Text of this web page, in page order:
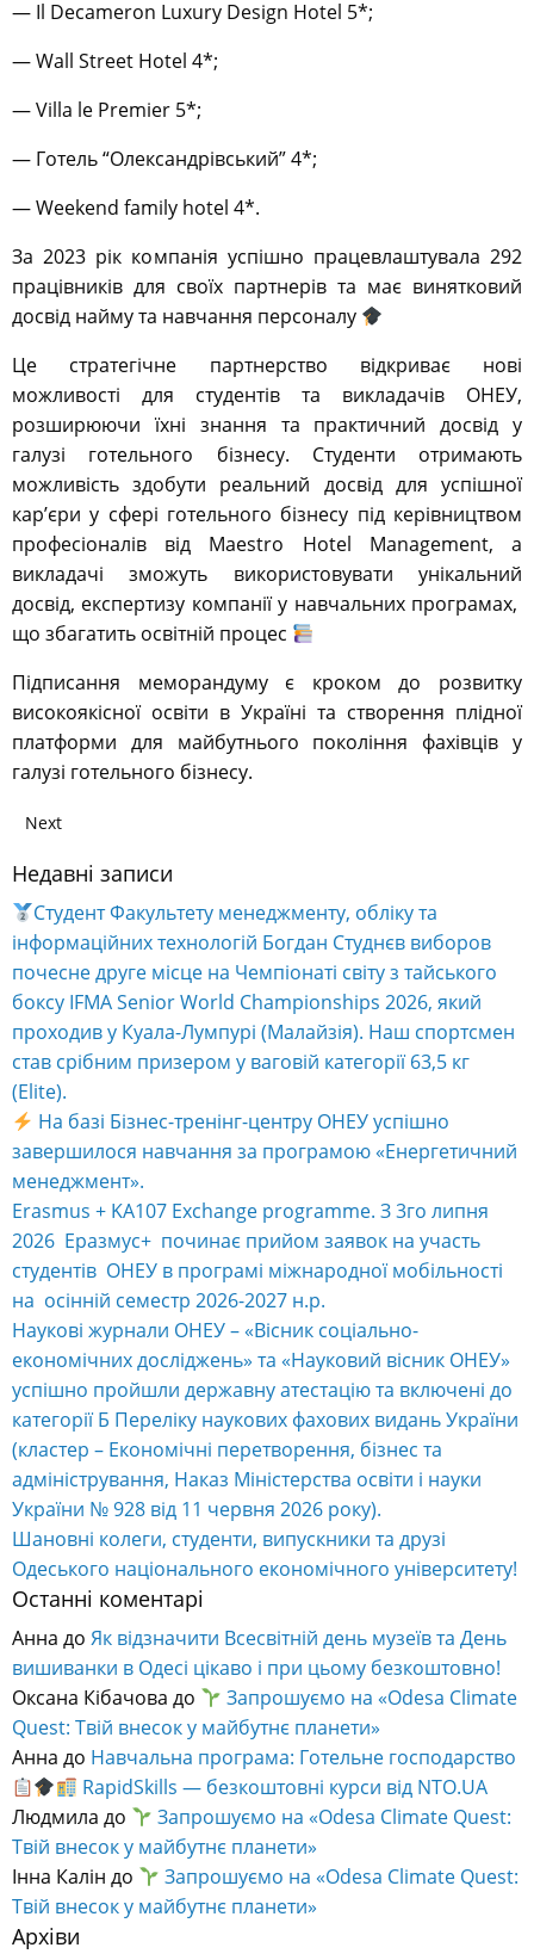
— Il Decameron Luxury Design Hotel 5*;
— Wall Street Hotel 4*;
— Villa le Premier 5*;
— Готель “Олександрівський” 4*;
— Weekend family hotel 4*.
За 2023 рік компанія успішно працевлаштувала 292
працівників для своїх партнерів та має винятковий
досвід найму та навчання персоналу
Це стратегічне партнерство відкриває нові
можливості для студентів та викладачів ОНЕУ,
розширюючи їхні знання та практичний досвід у
галузі готельного бізнесу. Студенти отримають
можливість здобути реальний досвід для успішної
кар’єри у сфері готельного бізнесу під керівництвом
професіоналів від Maestro Hotel Management, а
викладачі зможуть використовувати унікальний
досвід, експертизу компанії у навчальних програмах,
що збагатить освітній процес
Підписання меморандуму є кроком до розвитку
високоякісної освіти в Україні та створення плідної
платформи для майбутнього покоління фахівців у
галузі готельного бізнесу.
Next
Недавні записи
Студент Факультету менеджменту, обліку та
інформаційних технологій Богдан Студнєв виборов
почесне друге місце на Чемпіонаті світу з тайського
боксу IFMA Senior World Championships 2026, який
проходив у Куала-Лумпурі (Малайзія). Наш спортсмен
став срібним призером у ваговій категорії 63,5 кг
(Elite).
На базі Бізнес-тренінг-центру ОНЕУ успішно
завершилося навчання за програмою «Енергетичний
менеджмент».
Erasmus + KA107 Exchange programme. З 3го липня
2026 Еразмус+ починає прийом заявок на участь
студентів ОНЕУ в програмі міжнародної мобільності
на осінній семестр 2026-2027 н.р.
Наукові журнали ОНЕУ – «Вісник соціально-
економічних досліджень» та «Науковий вісник ОНЕУ»
успішно пройшли державну атестацію та включені до
категорії Б Переліку наукових фахових видань України
(кластер – Економічні перетворення, бізнес та
адміністрування, Наказ Міністерства освіти і науки
України № 928 від 11 червня 2026 року).
Шановні колеги, студенти, випускники та друзі
Одеського національного економічного університету!
Останні коментарі
Анна до Як відзначити Всесвітній день музеїв та День
вишиванки в Одесі цікаво і при цьому безкоштовно!
Оксана Кібачова до
Запрошуємо на «Odesa Climate
Quest: Твій внесок у майбутнє планети»
Анна до Навчальна програма: Готельне господарство
RapidSkills — безкоштовні курси від NTO.UA
Людмила до
Запрошуємо на «Odesa Climate Quest:
Твій внесок у майбутнє планети»
Інна Калін до
Запрошуємо на «Odesa Climate Quest:
Твій внесок у майбутнє планети»
Архіви